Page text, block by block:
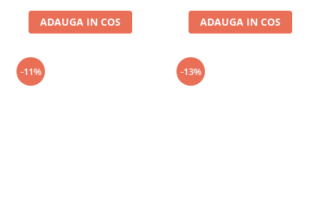
ADAUGA IN COS ADAUGA IN COS
-11% -13%